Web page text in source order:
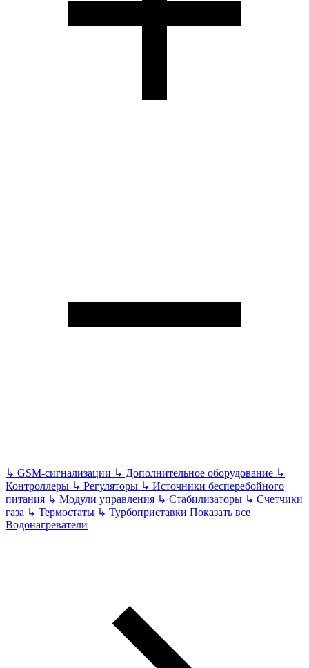
↳ GSM-сигнализации ↳ Дополнительное оборудование ↳
Контроллеры ↳ Регуляторы ↳ Источники бесперебойного
питания ↳ Модули управления ↳ Стабилизаторы ↳ Счетчики
газа ↳ Термостаты ↳ Турбоприставки Показать все
Водонагреватели